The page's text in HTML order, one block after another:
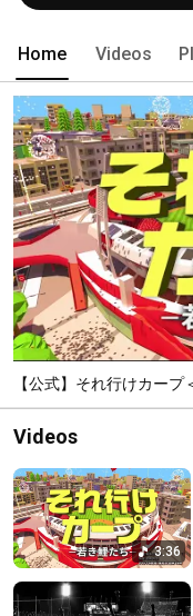
Home Videos
【公式】それ行けカー
Videos
3:36